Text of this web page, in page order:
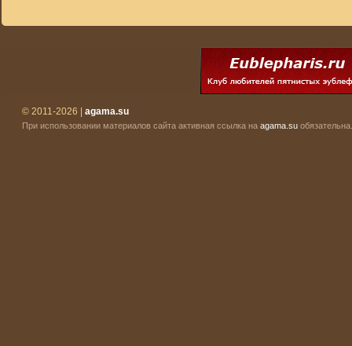
© 2011-2026 | agama.su
При использовании материалов сайта активная ссылка на agama.su обязательна.